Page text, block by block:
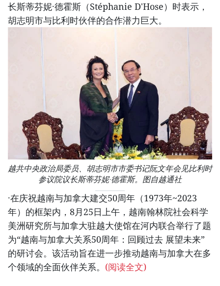
长斯蒂芬妮·德霍斯（Stéphanie D'Hose）时表示，
胡志明市与比利时伙伴的合作潜力巨大。
越共中央政治局委员、胡志明市市委书记阮文年会见比利时
参议院议长斯蒂芬妮·德霍斯。图自越通社
·在庆祝越南与加拿大建交50周年（1973年~2023
年）的框架内，8月25日上午，越南翰林院社会科学
美洲研究所与加拿大驻越大使馆在河内联合举行了题
为“越南与加拿大关系50周年：回顾过去 展望未来”
的研讨会。该活动旨在进一步推动越南与加拿大在多
个领域的全面伙伴关系。 (阅读全文)